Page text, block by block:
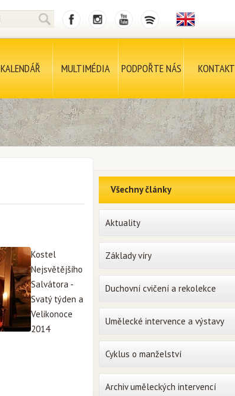
KALENDÁŘ MULTIMÉDIA PODPOŘTE NÁS KONTAKT
Kostel
Nejsvětějšího
Salvátora -
Svatý týden a
Velikonoce
2014
Všechny články
Aktuality
Základy víry
Duchovní cvičení a rekolekce
Umělecké intervence a výstavy
Cyklus o manželství
Archiv uměleckých intervencí